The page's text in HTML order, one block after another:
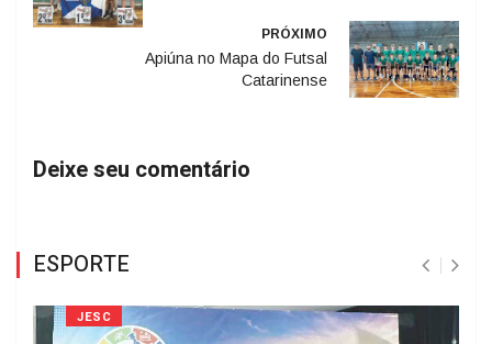
PRÓXIMO
Apiúna no Mapa do Futsal
Catarinense
Deixe seu comentário
ESPORTE
JESC